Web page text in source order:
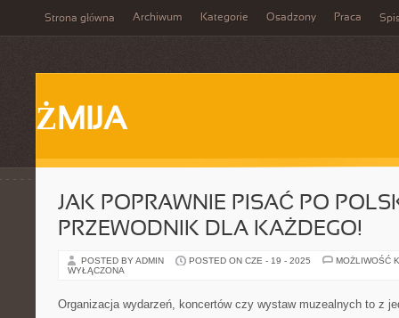
Strona główna Archiwum Kategorie Osadzony Praca
ŻMIJA
JAK POPRAWNIE PISAĆ PO
PRZEWODNIK DLA KAŻDEGO!
POSTED BY ADMIN POSTED ON CZE - 19 - 2025
MOŻLIWOŚĆ
WYŁĄCZONA
Organizacja wydarzeń, koncertów czy wystaw muzealnych to z